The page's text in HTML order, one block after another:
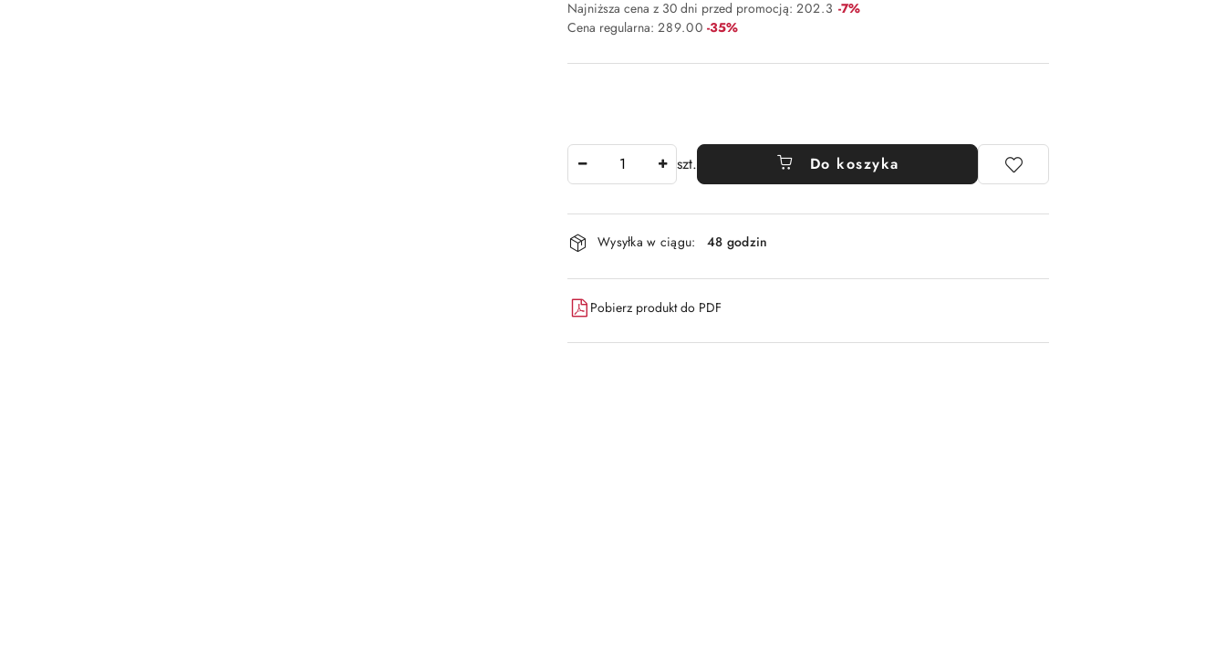
Najniższa cena z 30 dni przed promocją: 202.3 Rabat:
-7%
Cena regularna: 289.00 Rabat:
-35%
szt. Do koszyka
Dostępność
i
dostawa
Wysyłka w ciągu: 48 godzin
Pobierz produkt do PDF